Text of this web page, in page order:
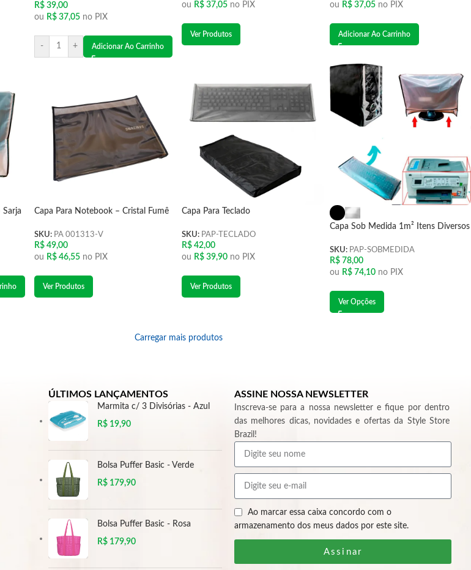
R$39,00
ou R$37,05 no PIX
- + Adicionar Ao Carrinho
ou R$ 37,05 no PIX
Ver Produtos
ou R$37,05 no PIX
Adicionar Ao Carrinho
Capa Para Notebook – Cristal Fumê
SKU: PA 001313-V
R$49,00
ou R$46,55 no PIX
Ver Produtos
Capa Para Teclado
SKU: PAP-TECLADO
R$ 42,00
ou R$ 39,90 no PIX
Ver Produtos
Capa Sob Medida 1m² Itens Diversos
SKU: PAP-SOBMEDIDA
R$78,00
ou R$74,10 no PIX
Ver Opções
Carregar mais produtos
ÚLTIMOS LANÇAMENTOS
Marmita c/ 3 Divisórias - Azul
R$19,90
Bolsa Puffer Basic - Verde
R$179,90
Bolsa Puffer Basic - Rosa
R$179,90
ASSINE NOSSA NEWSLETTER
Inscreva-se para a nossa newsletter e fique por dentro
das melhores dicas, novidades e ofertas da Style Store
Brazil!
Ao marcar essa caixa concordo com o
armazenamento dos meus dados por este site.
Assinar